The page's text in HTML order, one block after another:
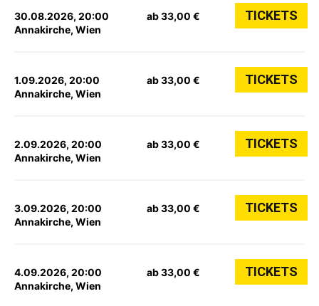
30.08.2026, 20:00
Annakirche, Wien
ab 33,00 € TICKETS
1.09.2026, 20:00
Annakirche, Wien
ab 33,00 € TICKETS
2.09.2026, 20:00
Annakirche, Wien
ab 33,00 € TICKETS
3.09.2026, 20:00
Annakirche, Wien
ab 33,00 € TICKETS
4.09.2026, 20:00
Annakirche, Wien
ab 33,00 € TICKETS